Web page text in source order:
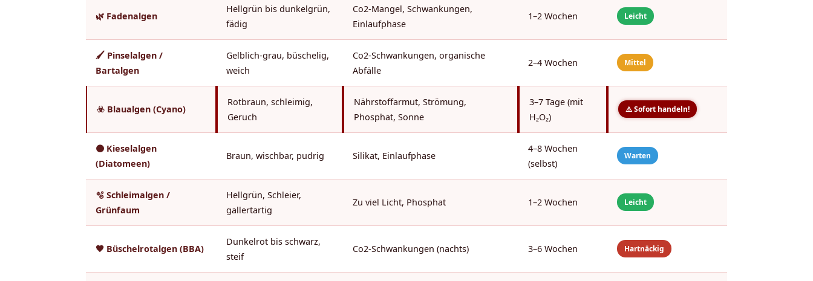
🌿 Fadenalgen
Hellgrün bis dunkelgrün,
fädig
Co2-Mangel, Schwankungen,
Einlaufphase
1–2 Wochen Leicht
🖌️ Pinselalgen /
Bartalgen
Gelblich-grau, büschelig,
weich
Co2-Schwankungen, organische
Abfälle
2–4 Wochen Mittel
☣️ Blaualgen (Cyano)
Rotbraun, schleimig,
Geruch
Nährstoffarmut, Strömung,
Phosphat, Sonne
3–7 Tage (mit
H₂O₂)
⚠️ Sofort handeln!
🟤 Kieselalgen
(Diatomeen)
Braun, wischbar, pudrig Silikat, Einlaufphase
4–8 Wochen
(selbst)
Warten
🫧 Schleimalgen /
Grünfaum
Hellgrün, Schleier,
gallertartig
Zu viel Licht, Phosphat 1–2 Wochen Leicht
🖤 Büschelrotalgen (BBA)
Dunkelrot bis schwarz,
steif
Co2-Schwankungen (nachts) 3–6 Wochen Hartnäckig